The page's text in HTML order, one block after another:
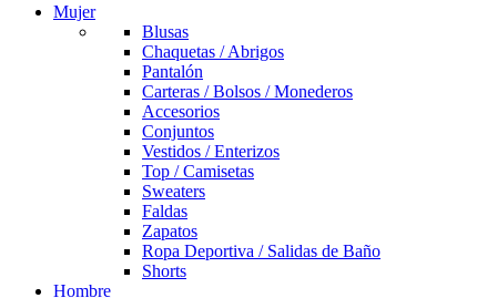
Mujer
Blusas
Chaquetas / Abrigos
Pantalón
Carteras / Bolsos / Monederos
Accesorios
Conjuntos
Vestidos / Enterizos
Top / Camisetas
Sweaters
Faldas
Zapatos
Ropa Deportiva / Salidas de Baño
Shorts
Hombre